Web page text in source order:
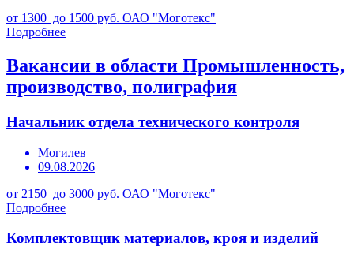
от 1300 до 1500 руб. ОАО "Моготекс"
Подробнее
Вакансии в области Промышленность,
производство, полиграфия
Начальник отдела технического контроля
Могилев
09.08.2026
от 2150 до 3000 руб. ОАО "Моготекс"
Подробнее
Комплектовщик материалов, кроя и изделий